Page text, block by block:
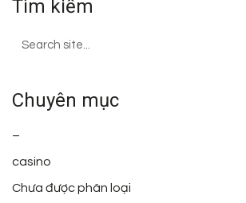
Tìm kiếm
Chuyên mục
–
casino
Chưa được phân loại